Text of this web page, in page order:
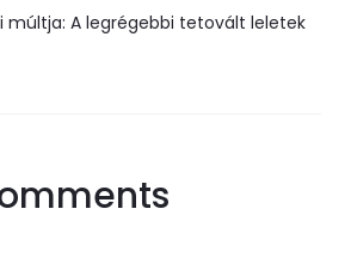
múltja: A legrégebbi tetovált leletek